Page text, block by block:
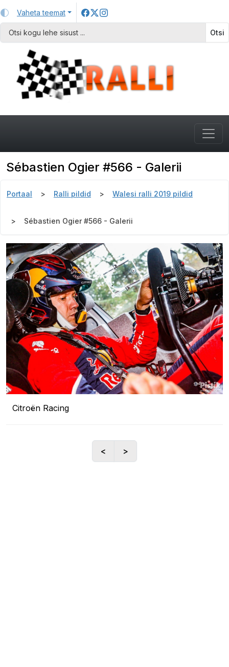
Vaheta teemat
Otsi
Sébastien Ogier #566 - Galerii
Portaal Ralli pildid Walesi ralli 2019 pildid
Sébastien Ogier #566 - Galerii
Citroën Racing
< >